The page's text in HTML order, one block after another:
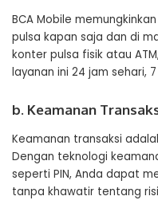
BCA Mobile
pulsa kapan saja dan di
konter pulsa fisik atau
layanan ini 24 jam sehari,
b. Keamanan
Keamanan transaksi
Dengan teknologi
seperti PIN, Anda dapat
tanpa khawatir tentang